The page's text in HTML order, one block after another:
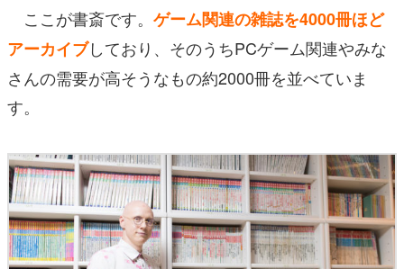
ここが書斎です。 ゲーム関連の雑誌を4000冊ほど
アーカイブしており、そのうちPCゲーム関連やみな
さんの需要が高そうなもの約2000冊を並べていま
す。